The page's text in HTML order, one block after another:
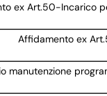
ex Art.50-Incarico
Affidamento ex
manutenzione